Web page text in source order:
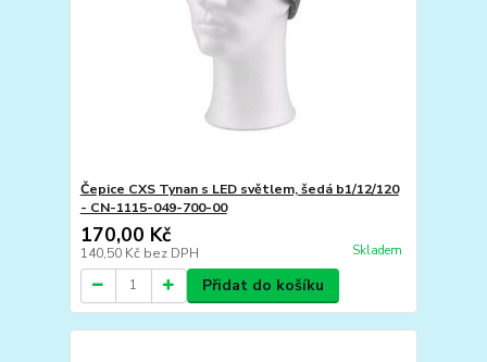
Čepice CXS Tynan s LED světlem, šedá b1/12/120
- CN-1115-049-700-00
170,00 Kč
140,50 Kč bez DPH Skladem
Přidat do košíku